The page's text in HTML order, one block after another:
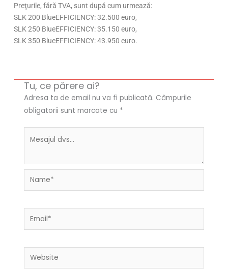
Preţurile, fără TVA, sunt după cum urmează:
SLK 200 BlueEFFICIENCY: 32.500 euro,
SLK 250 BlueEFFICIENCY: 35.150 euro,
SLK 350 BlueEFFICIENCY: 43.950 euro.
Tu, ce părere ai?
Adresa ta de email nu va fi publicată. Câmpurile
obligatorii sunt marcate cu *
Name*
Email*
Website